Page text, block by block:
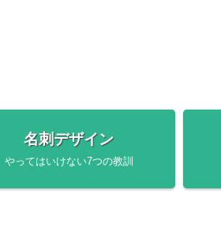
名刺デザイン
やってはいけない7つの教訓